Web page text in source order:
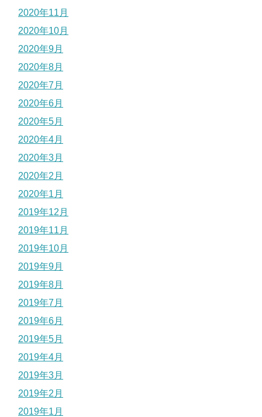
2020年11月
2020年10月
2020年9月
2020年8月
2020年7月
2020年6月
2020年5月
2020年4月
2020年3月
2020年2月
2020年1月
2019年12月
2019年11月
2019年10月
2019年9月
2019年8月
2019年7月
2019年6月
2019年5月
2019年4月
2019年3月
2019年2月
2019年1月